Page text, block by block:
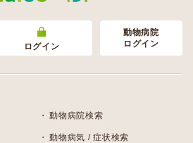
ログイン
動物病院
ログイン
動物病院検索
動物病気 / 症状検索